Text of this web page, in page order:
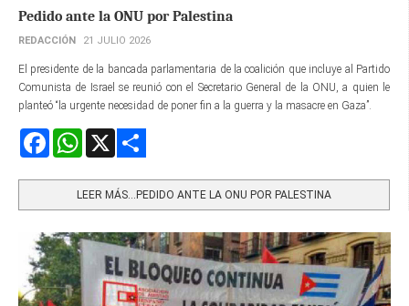
Pedido ante la ONU por Palestina
REDACCIÓN 21 JULIO 2026
El presidente de la bancada parlamentaria de la coalición que incluye al Partido
Comunista de Israel se reunió con el Secretario General de la ONU, a quien le
planteó “la urgente necesidad de poner fin a la guerra y la masacre en Gaza”.
FacebookWhatsApp
LEER MÁS…PEDIDO ANTE LA ONU POR PALESTINA